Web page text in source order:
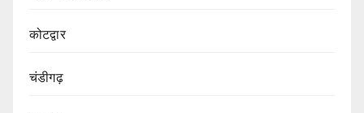
कोटद्वार
चंडीगढ़